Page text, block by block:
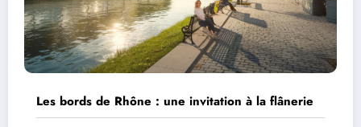
Les bords de Rhône : une invitation à la flânerie